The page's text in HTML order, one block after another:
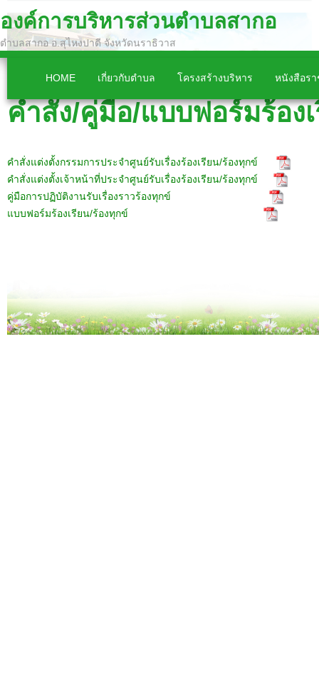
องค์การบริหารส่วนตำบลสากอ
ตำบลสากอ อ.สุไหงปาดี จังหวัดนราธิวาส
HOME เกี่ยวกับตำบล โครงสร้างบริหาร หนังสือร
คำสั่ง/คู่มือ/แบบฟอร์มร้อง
คำสั่งแต่งตั้งกรรมการประจำศูนย์รับเรื่องร้องเรียน/ร้องทุกข์
คำสั่งแต่งตั้งเจ้าหน้าที่ประจำศูนย์รับเรื่องร้องเรียน/ร้องทุกข์
คู่มือการปฏิบัติงานรับเรื่องราวร้องทุกข์
แบบฟอร์มร้องเรียน/ร้องทุกข์